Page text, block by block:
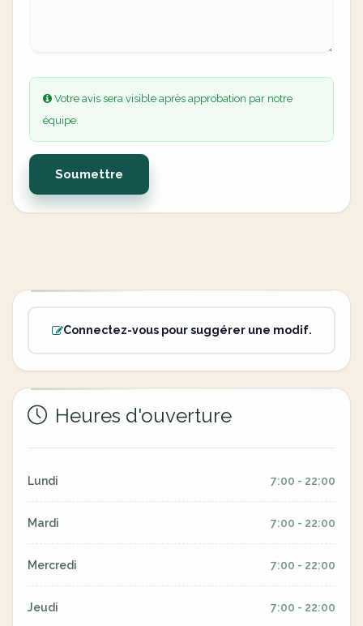
Votre avis sera visible après approbation par notre
équipe.
Soumettre
Connectez-vous pour suggérer une modif.
Heures d'ouverture
Lundi 7:00 - 22:00
Mardi 7:00 - 22:00
Mercredi 7:00 - 22:00
Jeudi 7:00 - 22:00